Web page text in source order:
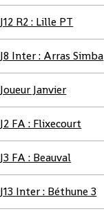
J12 R2 : Lille PT
J8 Inter : Arras Simba
Joueur Janvier
J2 FA : Flixecourt
J3 FA : Beauval
J13 Inter : Béthune 3